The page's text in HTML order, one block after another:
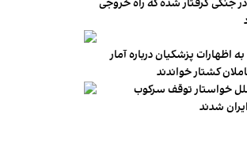
جنگی گرفتار شده که راه خروجی
اظهارات پزشکیان درباره آمار
کشتار خواندند
خواستار توقف سرکوب
شدند